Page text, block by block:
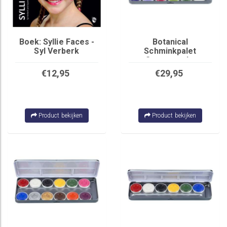
Boek: Syllie Faces -
Syl Verberk
€12,95
Product bekijken
Botanical
Schminkpalet
Superstar by
Jennifer Parker
€29,95
Product bekijken